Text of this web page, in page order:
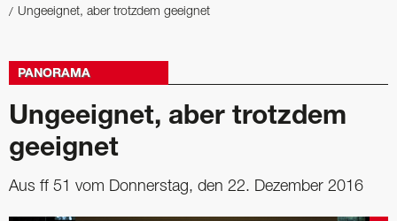
Ungeeignet, aber trotzdem geeignet
PANORAMA
Ungeeignet, aber trotzdem
geeignet
Aus ff 51 vom Donnerstag, den 22. Dezember 2016